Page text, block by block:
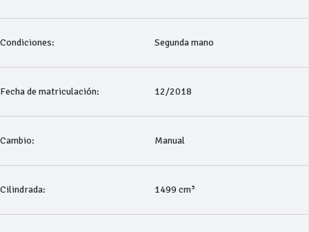
Condiciones: Segunda mano
Fecha de matriculación: 12/2018
Cambio: Manual
Cilindrada: 1499 cm³